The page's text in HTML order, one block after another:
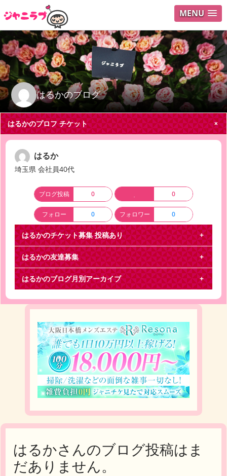
MENU
はるかのブログ
ログイ
ユーザ
Search
はるかのプロフチケット
はるか
埼玉県 会社員40代
ブログ投稿 0 0
フォロー 0 フォロワー 0
はるかのチケット募集投稿あり
ジャニーズJr.
関西Jr.松竹座公演の交換お願いします《譲ります》 1
2月3日昼公演 2階5列以内 1枚 (隣に私が
はるかの友達募集
はるかのブログ月別アーカイブ
はるかさんのブログ投稿はま
だありません。